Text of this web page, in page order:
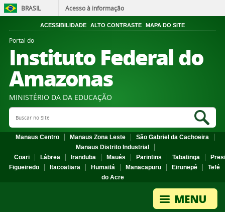
BRASIL Acesso à informação
ACESSIBILIDADE ALTO CONTRASTE MAPA DO SITE
Portal do
Instituto Federal do
Amazonas
MINISTÉRIO DA DA EDUCAÇÃO
Search Site
Manaus Centro Manaus Zona Leste
São Gabriel da Cachoeira
Manaus Distrito Industrial
Coari
Lábrea Iranduba Maués Parintins Tabatinga
Figueiredo
Itacoatiara Humaitá Manacapuru Eirunepé
Tefé
do Acre